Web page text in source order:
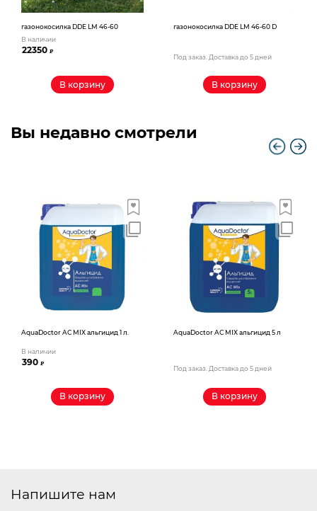
газонокосилка DDE LM 46-60
В наличии
22350₽
В корзину
газонокосилка DDE LM 46-60 D
Под заказ. Доставка до 5 дней
В корзину
Вы недавно смотрели
AquaDoctor AС MIX альгицид 1 л.
В наличии
390₽
В корзину
AquaDoctor AС MIX альгицид 5 л
Под заказ. Доставка до 5 дней
В корзину
Напишите нам